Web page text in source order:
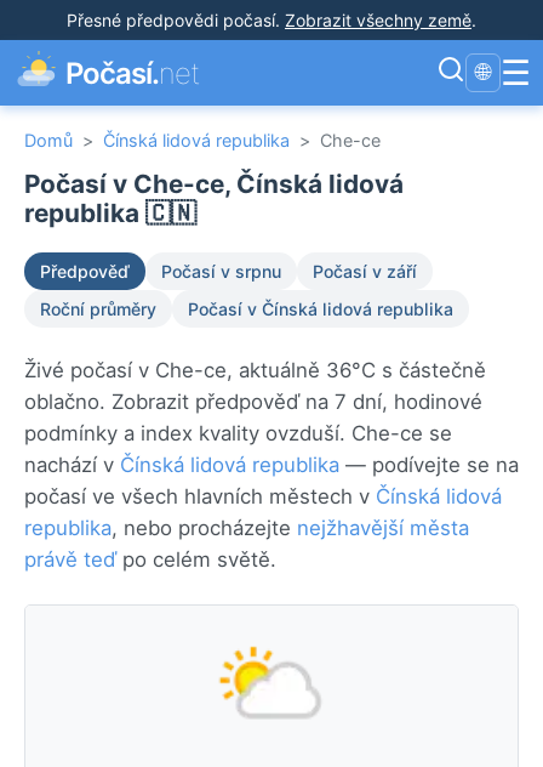
Přesné předpovědi počasí. Zobrazit všechny země.
Počasí.net 🌐 ☰
Domů > Čínská lidová republika > Che-ce
Počasí v Che-ce, Čínská lidová
republika 🇨🇳
Předpověď Počasí v srpnu
Počasí v září
Roční průměry
Počasí v Čínská lidová republika
Živé počasí v Che-ce, aktuálně 36°C s částečně
oblačno. Zobrazit předpověď na 7 dní, hodinové
podmínky a index kvality ovzduší. Che-ce se
nachází v Čínská lidová republika — podívejte se na
počasí ve všech hlavních městech v Čínská lidová
republika, nebo procházejte nejžhavější města
právě teďpo celém světě.